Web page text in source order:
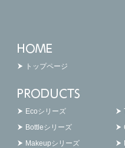
トップページ
Ecoシリーズ
Bottleシリーズ
Makeupシリーズ